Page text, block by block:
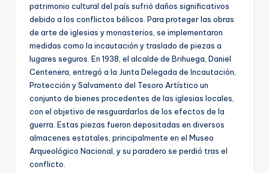
patrimonio cultural del país sufrió daños significativos
debido a los conflictos bélicos. Para proteger las obras
de arte de iglesias y monasterios, se implementaron
medidas como la incautación y traslado de piezas a
lugares seguros. En 1938, el alcalde de Brihuega, Daniel
Centenera, entregó a la Junta Delegada de Incautación,
Protección y Salvamento del Tesoro Artístico un
conjunto de bienes procedentes de las iglesias locales,
con el objetivo de resguardarlos de los efectos de la
guerra. Estas piezas fueron depositadas en diversos
almacenes estatales, principalmente en el Museo
Arqueológico Nacional, y su paradero se perdió tras el
conflicto.